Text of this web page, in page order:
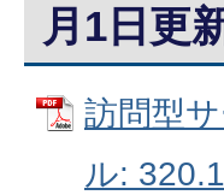
月1日更
訪問型
ル: